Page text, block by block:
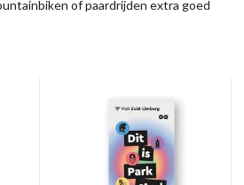
of paardrijden extra goed